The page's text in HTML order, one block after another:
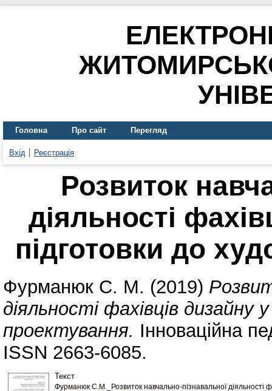
Головна Про сайт Перегляд
Вхід Реєстрація
Розвиток
діяльності
підготовки до
Фурманюк С. М. (2019)
діяльності фахівців дизайну
проектування. Інноваційна
ISSN 2663-6085.
Текст
Фурманюк С.М._Розвиток навчально-пізнавальної діяльності